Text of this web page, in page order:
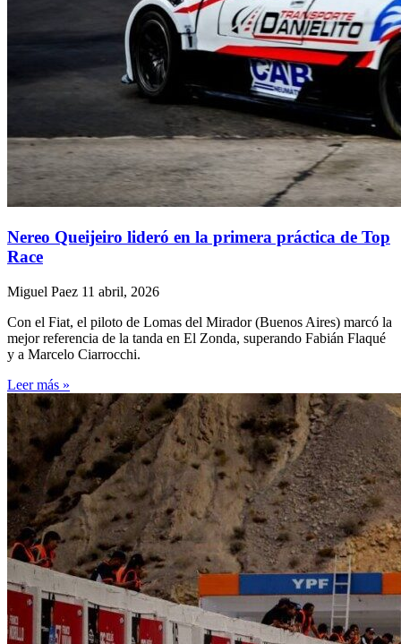
Nereo Queijeiro lideró en la primera práctica de Top
Race
Miguel Paez 11 abril, 2026
Con el Fiat, el piloto de Lomas del Mirador (Buenos Aires) marcó la
mejor referencia de la tanda en El Zonda, superando Fabián Flaqué
y a Marcelo Ciarrocchi.
Leer más »